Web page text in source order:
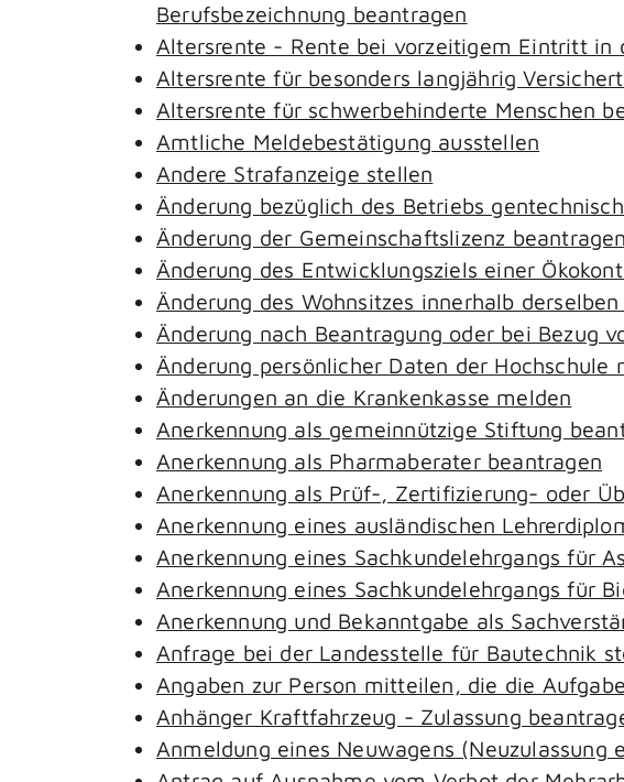
Berufsbezeichnung beantragen
Altersrente - Rente bei vorzeitigem Eintritt in
Altersrente für besonders langjährig
Altersrente für schwerbehinderte Menschen
Amtliche Meldebestätigung ausstellen
Andere Strafanzeige stellen
Änderung bezüglich des Betriebs
Änderung der Gemeinschaftslizenz beantragen
Änderung des Entwicklungsziels einer
Änderung des Wohnsitzes innerhalb
Änderung nach Beantragung oder bei Bezug
Änderung persönlicher Daten der Hochschule
Änderungen an die Krankenkasse melden
Anerkennung als gemeinnützige Stiftung
Anerkennung als Pharmaberater beantragen
Anerkennung als Prüf-, Zertifizierung- oder
Anerkennung eines ausländischen
Anerkennung eines Sachkundelehrgangs für
Anerkennung eines Sachkundelehrgangs für
Anerkennung und Bekanntgabe als
Anfrage bei der Landesstelle für Bautechnik
Angaben zur Person mitteilen, die die
Anhänger Kraftfahrzeug - Zulassung
Anmeldung eines Neuwagens (Neuzulassung